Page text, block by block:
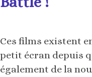
Ces films existent
petit écran depuis
également de la